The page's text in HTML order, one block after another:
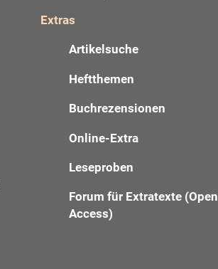
Extras
Artikelsuche
Heftthemen
Buchrezensionen
Online-Extra
Leseproben
Forum für Extratexte (Open
Access)